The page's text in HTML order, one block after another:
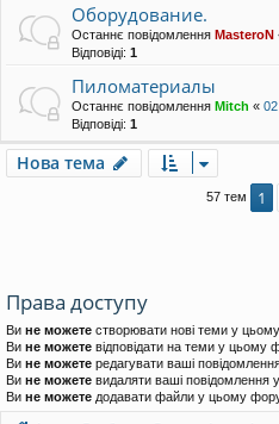
Оборудование.
Останнє повідомлення MasteroN
Відповіді: 1
Пиломатериалы
Останнє повідомлення Mitch «
Відповіді: 1
Нова тема
57 тем 1
Права доступу
Ви не можете створювати нові теми у
Ви не можете відповідати на теми у цьому
Ви не можете редагувати ваші
Ви не можете видаляти ваші повідомлення
Ви не можете додавати файли у цьому